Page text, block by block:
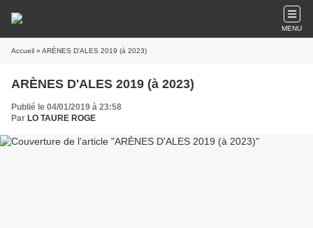
MENU
Accueil » ARÈNES D'ALES 2019 (à 2023)
ARÈNES D'ALES 2019 (à 2023)
Publié le 04/01/2019 à 23:58
Par LO TAURE ROGE